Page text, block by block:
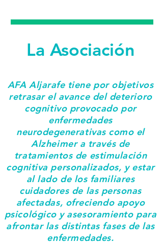
La Asociación
AFA Aljarafe tiene por objetivos
retrasar el avance del deterioro
cognitivoprovocado por
enfermedades
neurodegenerativas como el
Alzheimer a través de
tratamientos de estimulación
cognitiva personalizados, y estar
al lado de los familiares
cuidadores de las personas
afectadas, ofreciendo apoyo
psicológico y asesoramiento para
afrontar las distintas fases de las
enfermedades.